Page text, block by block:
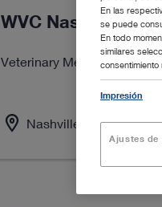
WVC Nashville
Veterinary Medicine
Nashville, USA
En las
se puede
En todo
similares
consentimiento
Impresión
Ajustes de